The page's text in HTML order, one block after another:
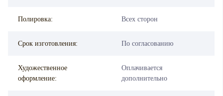
Полировка: Всех сторон
Срок изготовления: По согласованию
Художественное
оформление:
Оплачивается
дополнительно